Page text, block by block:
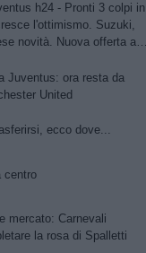
h24 - Pronti 3 colpi in
l'ottimismo. Suzuki,
novità. Nuova offerta a
resta nei radar. David in
Juventus: ora resta da
United
ecco dove...
centro
mercato: Carnevali
la rosa di Spalletti